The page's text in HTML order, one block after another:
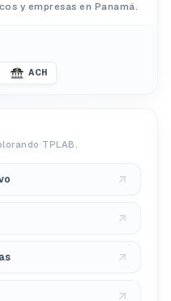
y empresas en Panamá.
ACH
TPLAB.